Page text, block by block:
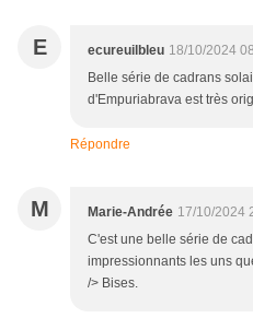
E ecureuilbleu 18/10/2024
Belle série de cadrans
d'Empuriabrava est très
Répondre
M Marie-Andrée 17/10/2024
C'est une belle série de
impressionnants les uns
/> Bises.